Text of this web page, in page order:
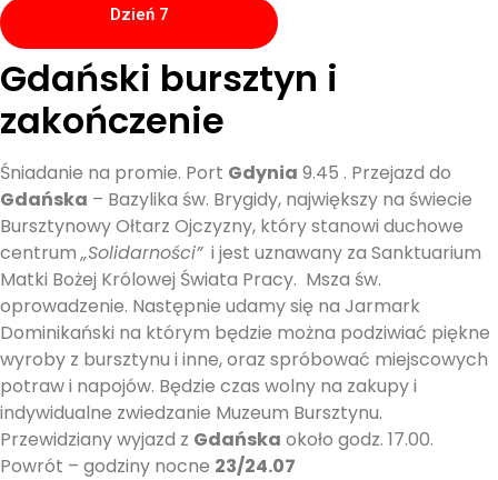
Dzień 7
Gdański bursztyn i
zakończenie
Śniadanie na promie. Port Gdynia 9.45 . Przejazd do
Gdańska – Bazylika św. Brygidy, największy na świecie
Bursztynowy Ołtarz Ojczyzny, który stanowi duchowe
centrum„Solidarności”i jest uznawany za Sanktuarium
Matki Bożej Królowej Świata Pracy. Msza św.
oprowadzenie. Następnie udamy się na Jarmark
Dominikański na którym będzie można podziwiać piękne
wyroby z bursztynu i inne, oraz spróbować miejscowych
potraw i napojów. Będzie czas wolny na zakupy i
indywidualne zwiedzanie Muzeum Bursztynu.
Przewidziany wyjazd z Gdańska około godz. 17.00.
Powrót – godziny nocne 23/24.07